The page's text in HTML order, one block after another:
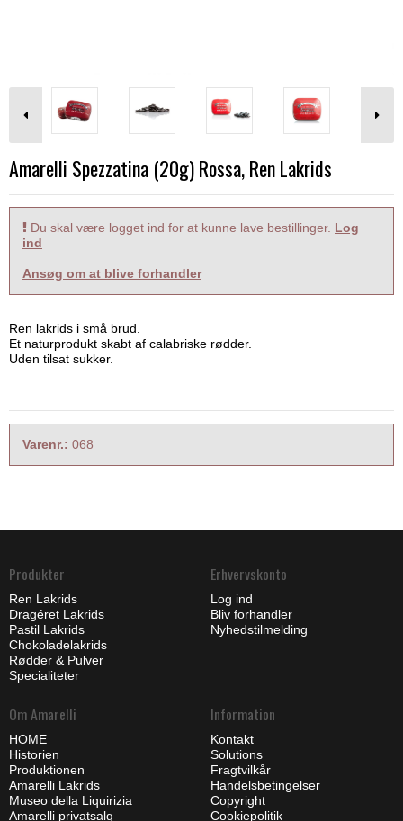
Amarelli Spezzatina (20g) Rossa, Ren Lakrids
Du skal være logget ind for at kunne lave bestillinger. Log
ind
Ansøg om at blive forhandler
Ren lakrids i små brud.
Et naturprodukt skabt af calabriske rødder.
​Uden tilsat sukker.
Varenr.: 068
Produkter
Ren Lakrids
Dragéret Lakrids
Pastil Lakrids
Chokoladelakrids
Rødder & Pulver
Specialiteter
Erhvervskonto
Log ind
Bliv forhandler
Nyhedstilmelding
Om Amarelli
HOME
Historien
Produktionen
Amarelli Lakrids
Museo della Liquirizia
Amarelli privatsalg
Information
Kontakt
Solutions
Fragtvilkår
Handelsbetingelser
Copyright
Cookiepolitik